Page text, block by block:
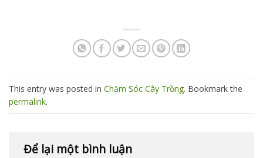
This entry was posted in Chăm Sóc Cây Trồng. Bookmark the
permalink.
Để lại một bình luận